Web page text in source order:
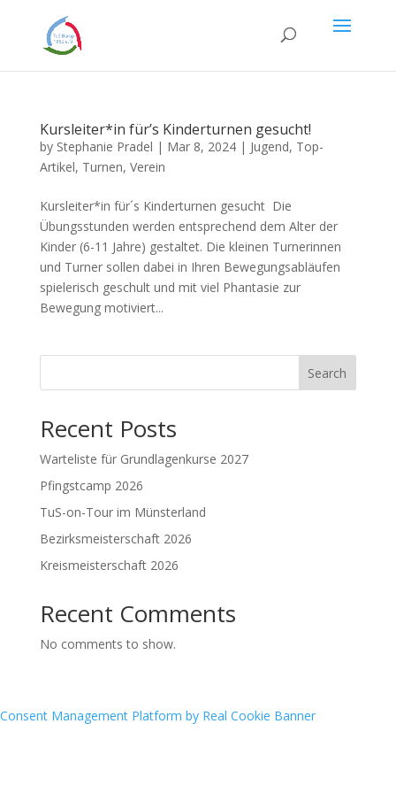
Kursleiter*in für’s Kinderturnen gesucht!
by Stephanie Pradel | Mar 8, 2024| Jugend, Top-
Artikel, Turnen, Verein
Kursleiter*in für´s Kinderturnen gesucht Die
Übungsstunden werden entsprechend dem Alter der
Kinder (6-11 Jahre) gestaltet. Die kleinen Turnerinnen
und Turner sollen dabei in Ihren Bewegungsabläufen
spielerisch geschult und mit viel Phantasie zur
Bewegung motiviert...
Search
Recent Posts
Warteliste für Grundlagenkurse 2027
Pfingstcamp 2026
TuS-on-Tour im Münsterland
Bezirksmeisterschaft 2026
Kreismeisterschaft 2026
Recent Comments
No comments to show.
Consent Management Platform by Real Cookie Banner